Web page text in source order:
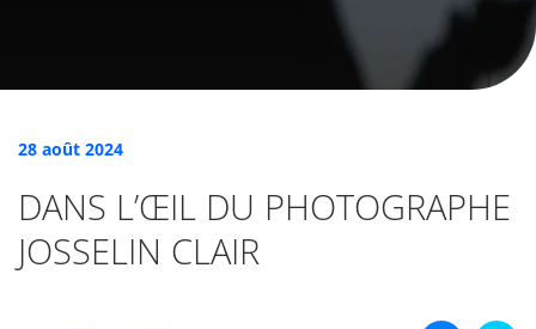
28 août 2024
DANS L’ŒIL DU PHOTOGRAPHE
JOSSELIN CLAIR